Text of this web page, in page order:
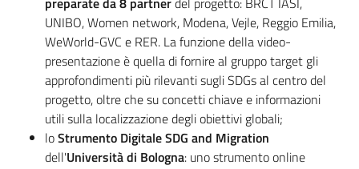
UNIBO, Women network, Modena, Vejle, Reggio Emilia,
WeWorld-GVC e RER. La funzione della video-
presentazione è quella di fornire al gruppo target gli
approfondimenti più rilevanti sugli SDGs al centro del
progetto, oltre che su concetti chiave e informazioni
utili sulla localizzazione degli obiettivi globali;
loStrumento Digitale SDG and Migration
dell'Università di Bologna: uno strumento online